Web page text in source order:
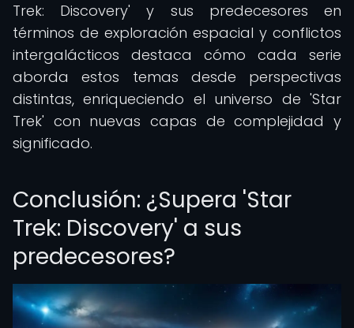
Trek: Discovery' y sus predecesores en
términos de exploración espacial y conflictos
intergalácticos destaca cómo cada serie
aborda estos temas desde perspectivas
distintas, enriqueciendo el universo de 'Star
Trek' con nuevas capas de complejidad y
significado.
Conclusión: ¿Supera 'Star
Trek: Discovery' a sus
predecesores?